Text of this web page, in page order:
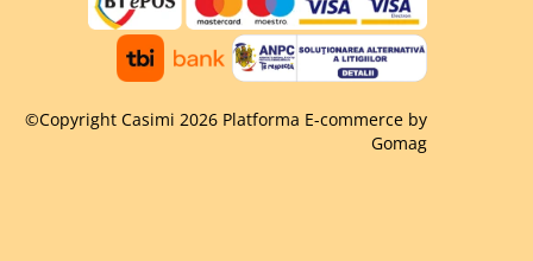
©Copyright Casimi 2026 Platforma E-commerce by
Gomag